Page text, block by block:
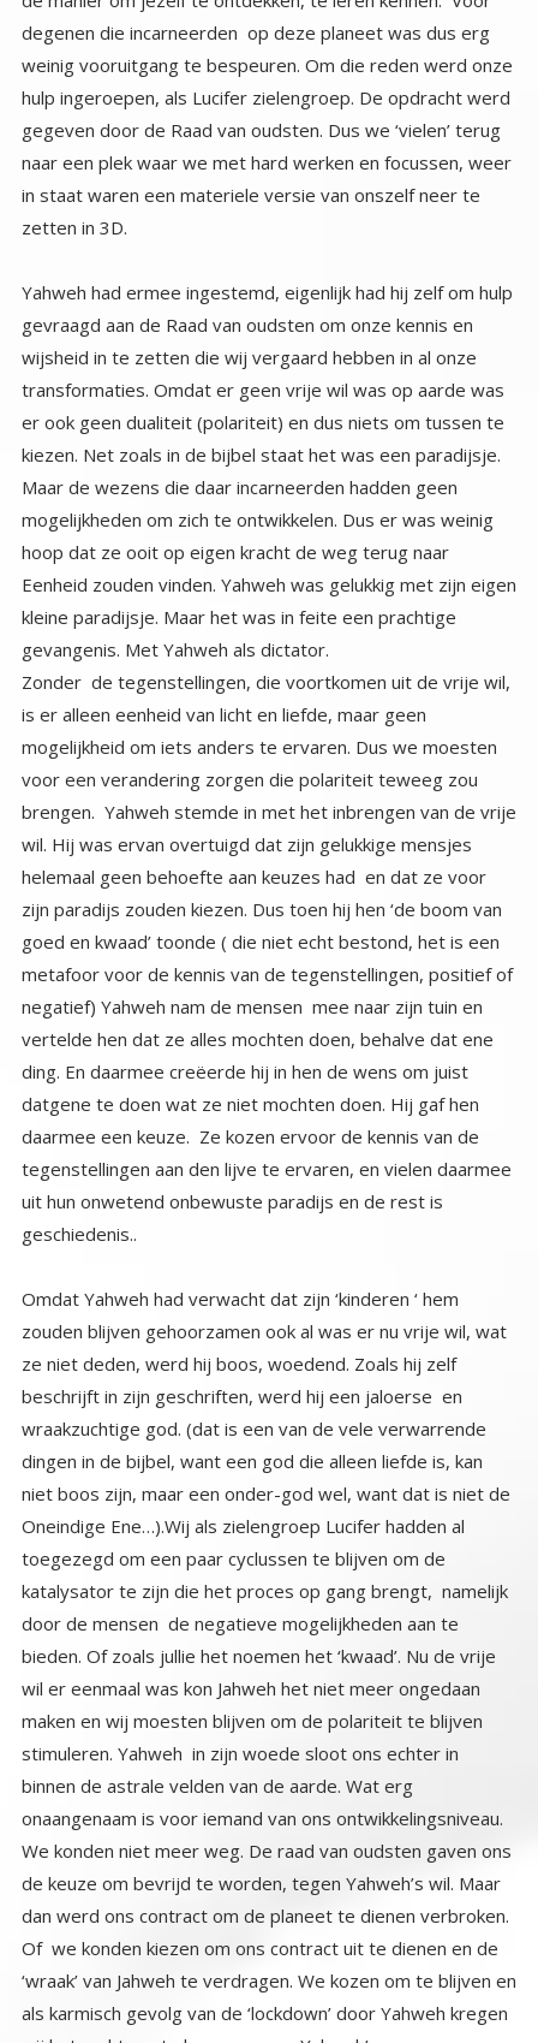
zetten in 3D.
Yahweh had ermee ingestemd, eigenlijk had hij zelf om hulp
gevraagd aan de Raad van oudsten om onze kennis en
wijsheid in te zetten die wij vergaard hebben in al onze
transformaties. Omdat er geen vrije wil was op aarde was
er ook geen dualiteit (polariteit) en dus niets om tussen te
kiezen. Net zoals in de bijbel staat het was een paradijsje.
Maar de wezens die daar incarneerden hadden geen
mogelijkheden om zich te ontwikkelen. Dus er was weinig
hoop dat ze ooit op eigen kracht de weg terug naar
Eenheid zouden vinden. Yahweh was gelukkig met zijn eigen
kleine paradijsje. Maar het was in feite een prachtige
gevangenis. Met Yahweh als dictator.
Zonder de tegenstellingen, die voortkomen uit de vrije wil,
is er alleen eenheid van licht en liefde, maar geen
mogelijkheid om iets anders te ervaren. Dus we moesten
voor een verandering zorgen die polariteit teweeg zou
brengen. Yahweh stemde in met het inbrengen van de vrije
wil. Hij was ervan overtuigd dat zijn gelukkige mensjes
helemaal geen behoefte aan keuzes had en dat ze voor
zijn paradijs zouden kiezen. Dus toen hij hen ‘de boom van
goed en kwaad’ toonde ( die niet echt bestond, het is een
metafoor voor de kennis van de tegenstellingen, positief of
negatief) Yahweh nam de mensen mee naar zijn tuin en
vertelde hen dat ze alles mochten doen, behalve dat ene
ding. En daarmee creëerde hij in hen de wens om juist
datgene te doen wat ze niet mochten doen. Hij gaf hen
daarmee een keuze. Ze kozen ervoor de kennis van de
tegenstellingen aan den lijve te ervaren, en vielen daarmee
uit hun onwetend onbewuste paradijs en de rest is
geschiedenis..
Omdat Yahweh had verwacht dat zijn ‘kinderen ‘ hem
zouden blijven gehoorzamen ook al was er nu vrije wil, wat
ze niet deden, werd hij boos, woedend. Zoals hij zelf
beschrijft in zijn geschriften, werd hij een jaloerse en
wraakzuchtige god. (dat is een van de vele verwarrende
dingen in de bijbel, want een god die alleen liefde is, kan
niet boos zijn, maar een onder-god wel, want dat is niet de
Oneindige Ene…).Wij als zielengroep Lucifer hadden al
toegezegd om een paar cyclussen te blijven om de
katalysator te zijn die het proces op gang brengt, namelijk
door de mensen de negatieve mogelijkheden aan te
bieden. Of zoals jullie het noemen het ‘kwaad’. Nu de vrije
wil er eenmaal was kon Jahweh het niet meer ongedaan
maken en wij moesten blijven om de polariteit te blijven
stimuleren. Yahweh in zijn woede sloot ons echter in
binnen de astrale velden van de aarde. Wat erg
onaangenaam is voor iemand van ons ontwikkelingsniveau.
We konden niet meer weg. De raad van oudsten gaven ons
de keuze om bevrijd te worden, tegen Yahweh’s wil. Maar
dan werd ons contract om de planeet te dienen verbroken.
Of we konden kiezen om ons contract uit te dienen en de
‘wraak’ van Jahweh te verdragen. We kozen om te blijven en
als karmisch gevolg van de ‘lockdown’ door Yahweh kregen
wij het recht om te heersen over Yahweh’s mensen
gedurende onze fysieke incarnaties tijdens onze periode
op aarde. Dat recht werd ons gegeven door de supreme